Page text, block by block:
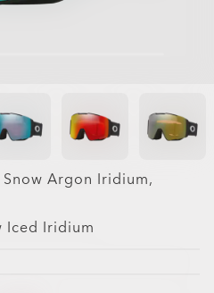
Snow Argon Iridium,
Iced Iridium